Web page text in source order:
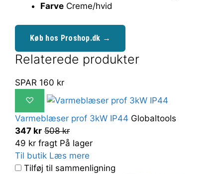
Farve Creme/hvid
Køb hos Proshop.dk →
Relaterede produkter
SPAR 160 kr
♡
Varmeblæser prof 3kW IP44 Globaltools
347 kr 508 kr
49 kr fragt På lager
Til butik Læs mere
Tilføj til sammenligning